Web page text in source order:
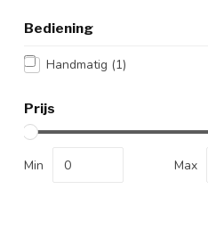
Bediening
Handmatig (1)
Prijs
Min Max